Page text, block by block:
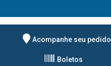
Acompanhe seu pedido
Boletos